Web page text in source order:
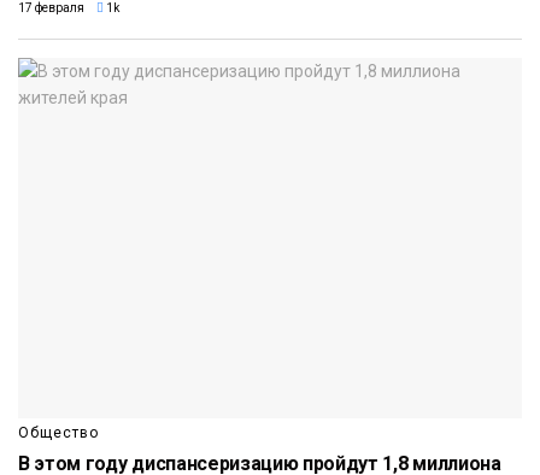
17 февраля 1k
Общество
В этом году диспансеризацию пройдут 1,8 миллиона